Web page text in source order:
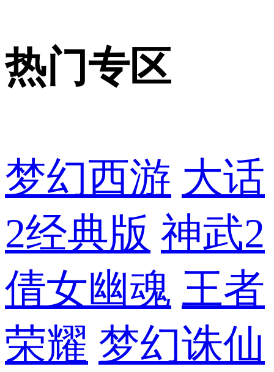
热门专区
梦幻西游 大话
2经典版 神武2
倩女幽魂 王者
荣耀 梦幻诛仙